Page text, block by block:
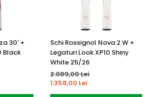
30' +
Black
Schi Rossignol Nova 2 W +
Legaturi Look XP10 Shiny
White 25/26
2.089,00 Lei
1.358,00 Lei